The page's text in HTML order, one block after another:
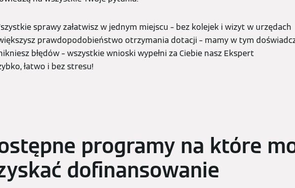
sprawy załatwisz w jednym miejscu – bez kolejek i wizyt w urzędach
prawdopodobieństwo otrzymania dotacji – mamy w tym
błędów – wszystkie wnioski wypełni za Ciebie nasz Ekspert
łatwo i bez stresu!
programy na które
dofinansowanie